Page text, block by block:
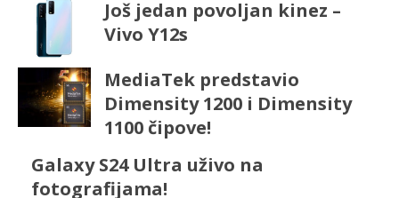
Još jedan povoljan kinez –
Vivo Y12s
MediaTek predstavio
Dimensity 1200 i Dimensity
1100 čipove!
Galaxy S24 Ultra uživo na
fotografijama!